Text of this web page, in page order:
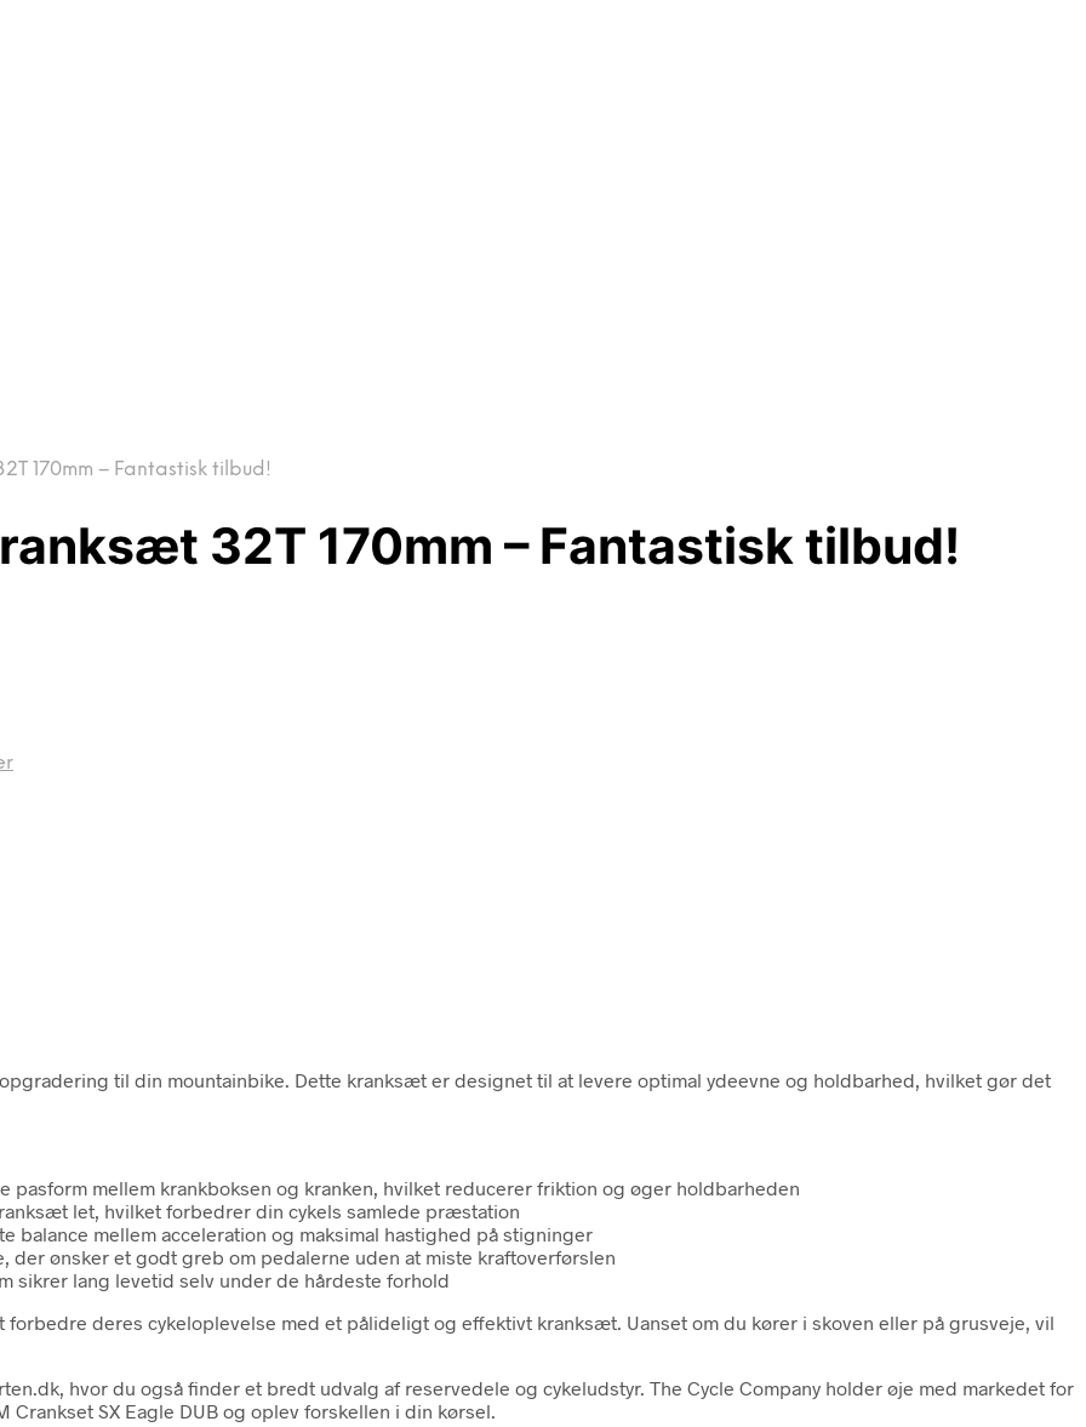
170mm – Fantastisk tilbud!
32T 170mm – Fantastisk tilbud!
opgradering til din mountainbike. Dette kranksæt er designet til at levere optimal ydeevne og holdbarhed, hvilket gør det
pasform mellem krankboksen og kranken, hvilket reducerer friktion og øger holdbarheden
let, hvilket forbedrer din cykels samlede præstation
mellem acceleration og maksimal hastighed på stigninger
der ønsker et godt greb om pedalerne uden at miste kraftoverførslen
sikrer lang levetid selv under de hårdeste forhold
forbedre deres cykeloplevelse med et pålideligt og effektivt kranksæt. Uanset om du kører i skoven eller på grusveje, vil
hvor du også finder et bredt udvalg af reservedele og cykeludstyr. The Cycle Company holder øje med markedet for
SX Eagle DUB og oplev forskellen i din kørsel.